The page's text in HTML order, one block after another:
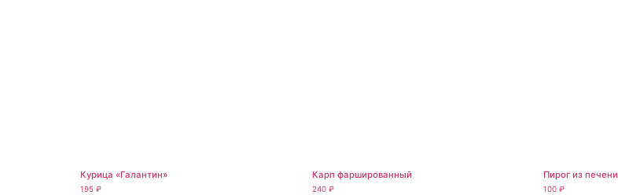
Курица «Галантин»
195 ₽
Карп фаршированный
240 ₽
Пирог из печени
100₽